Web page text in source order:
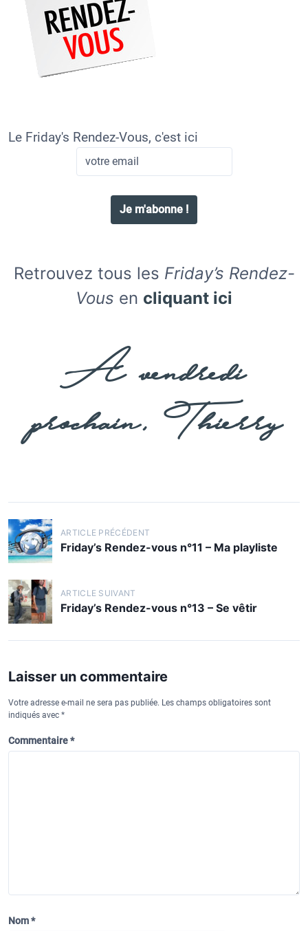
Le Friday's Rendez-Vous, c'est ici
Retrouvez tous les Friday’s Rendez-
Vous en cliquant ici
A vendredi
prochain, Thierry
N
a
v
i
g
i
n
d
e
c
l
ARTICLE PRÉCÉDENT
Friday’s Rendez-vous n°11 – Ma playliste
ARTICLE SUIVANT
Friday’s Rendez-vous n°13 – Se vêtir
Laisser un commentaire
Votre adresse e-mail ne sera pas publiée. Les champs obligatoires sont
indiqués avec *
Commentaire*
Nom*